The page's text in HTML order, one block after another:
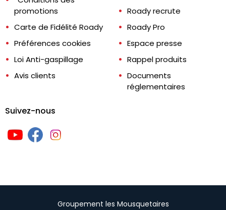
promotions
Carte de Fidélité Roady
Préférences cookies
Loi Anti-gaspillage
Avis clients
Roady recrute
Roady Pro
Espace presse
Rappel produits
Documents
réglementaires
Suivez-nous
Groupement les Mousquetaires